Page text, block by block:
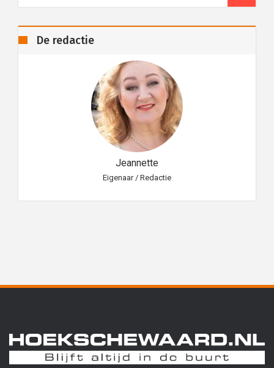
De redactie
Jeannette
Eigenaar / Redactie